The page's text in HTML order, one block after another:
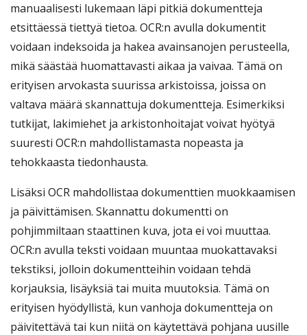
manuaalisesti lukemaan läpi pitkiä dokumentteja
etsittäessä tiettyä tietoa. OCR:n avulla dokumentit
voidaan indeksoida ja hakea avainsanojen perusteella,
mikä säästää huomattavasti aikaa ja vaivaa. Tämä on
erityisen arvokasta suurissa arkistoissa, joissa on
valtava määrä skannattuja dokumentteja. Esimerkiksi
tutkijat, lakimiehet ja arkistonhoitajat voivat hyötyä
suuresti OCR:n mahdollistamasta nopeasta ja
tehokkaasta tiedonhausta.
Lisäksi OCR mahdollistaa dokumenttien muokkaamisen
ja päivittämisen. Skannattu dokumentti on
pohjimmiltaan staattinen kuva, jota ei voi muuttaa.
OCR:n avulla teksti voidaan muuntaa muokattavaksi
tekstiksi, jolloin dokumentteihin voidaan tehdä
korjauksia, lisäyksiä tai muita muutoksia. Tämä on
erityisen hyödyllistä, kun vanhoja dokumentteja on
päivitettävä tai kun niitä on käytettävä pohjana uusille